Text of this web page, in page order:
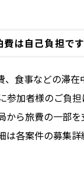
は自己負担で
、食事などの滞
参加者様のご負
から旅費の一部
は各案件の募集